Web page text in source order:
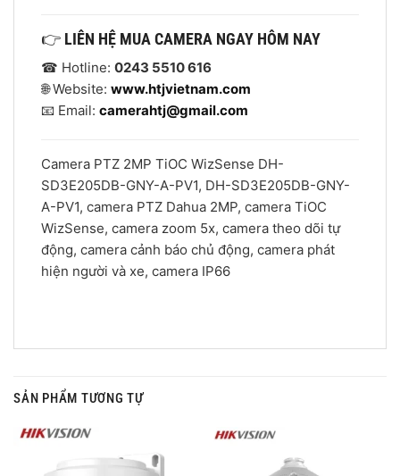
👉 LIÊN HỆ MUA CAMERA NGAY HÔM NAY
☎ Hotline: 0243 5510 616
🌐 Website: www.htjvietnam.com
📧 Email: camerahtj@gmail.com
Camera PTZ 2MP TiOC WizSense DH-
SD3E205DB-GNY-A-PV1, DH-SD3E205DB-GNY-
A-PV1, camera PTZ Dahua 2MP, camera TiOC
WizSense, camera zoom 5x, camera theo dõi tự
động, camera cảnh báo chủ động, camera phát
hiện người và xe, camera IP66
SẢN PHẨM TƯƠNG TỰ